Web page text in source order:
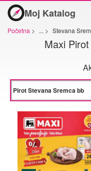
Moj Katalog
Početna > ... > Stevana
Maxi